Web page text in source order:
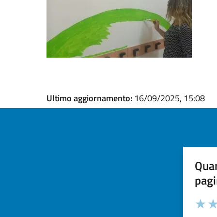
Ultimo aggiornamento: 16/09/2025, 15:08
Valuta